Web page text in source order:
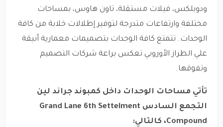
ودوبلكس، فيلات مستقلة، تاون هاوس، بمساحات
مختلفة وارتفاعات متدرجة لتوفير إطلالات خلابة من كافة
الوحدات. تتمتع كافة الوحدات بتصميمات معمارية أنيقة
علي الطراز الأوروبي تعكس براعة شركات التصميم
وتفوقها.
تأتي مساحات الوحدات داخل كمبوند جراند لين
التجمع السادس Grand Lane 6th Settelment
Compound، كالتالي: